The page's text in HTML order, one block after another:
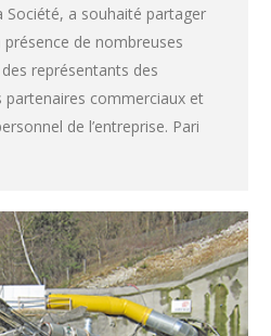
Société, a souhaité partager
de nombreuses
représentants des
partenaires commerciaux et
de l’entreprise. Pari